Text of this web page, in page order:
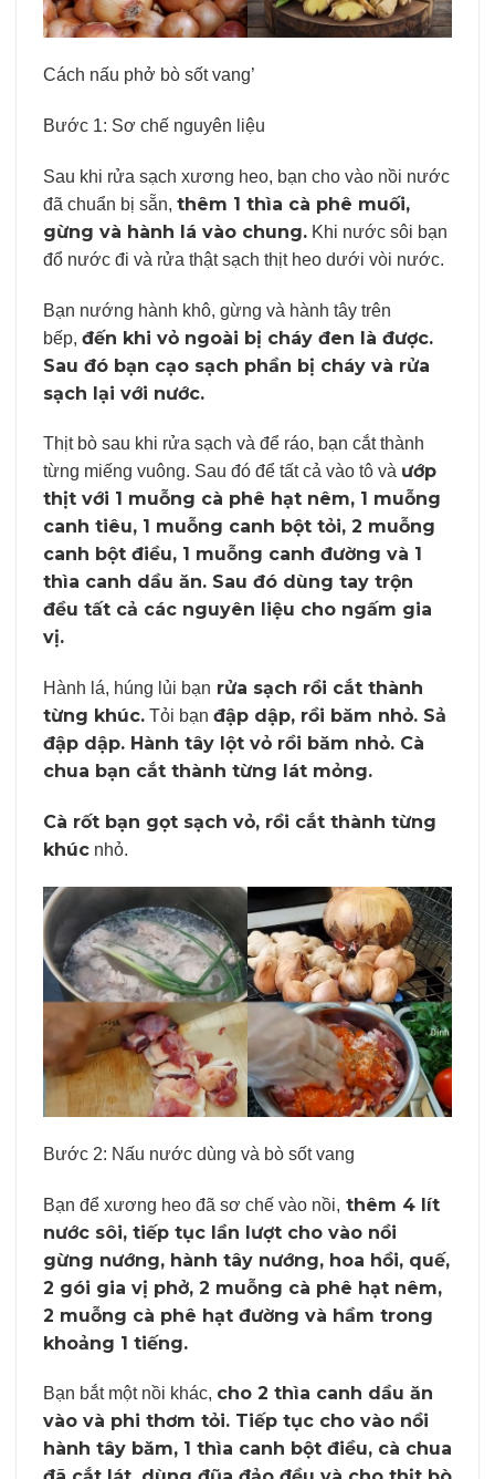
Cách nấu phở bò sốt vang’
Bước 1: Sơ chế nguyên liệu
Sau khi rửa sạch xương heo, bạn cho vào nồi nước
đã chuẩn bị sẵn, thêm 1 thìa cà phê muối,
gừng và hành lá vào chung. Khi nước sôi bạn
đổ nước đi và rửa thật sạch thịt heo dưới vòi nước.
Bạn nướng hành khô, gừng và hành tây trên
bếp, đến khi vỏ ngoài bị cháy đen là được.
Sau đó bạn cạo sạch phần bị cháy và rửa
sạch lại với nước.
Thịt bò sau khi rửa sạch và để ráo, bạn cắt thành
từng miếng vuông. Sau đó để tất cả vào tô và ướp
thịt với 1 muỗng cà phê hạt nêm, 1 muỗng
canh tiêu, 1 muỗng canh bột tỏi, 2 muỗng
canh bột điều, 1 muỗng canh đường và 1
thìa canh dầu ăn. Sau đó dùng tay trộn
đều tất cả các nguyên liệu cho ngấm gia
vị.
Hành lá, húng lủi bạn rửa sạch rồi cắt thành
từng khúc. Tỏi bạn đập dập, rồi băm nhỏ. Sả
đập dập. Hành tây lột vỏ rồi băm nhỏ. Cà
chua bạn cắt thành từng lát mỏng.
Cà rốt bạn gọt sạch vỏ, rồi cắt thành từng
khúc nhỏ.
Bước 2: Nấu nước dùng và bò sốt vang
Bạn để xương heo đã sơ chế vào nồi, thêm 4 lít
nước sôi, tiếp tục lần lượt cho vào nồi
gừng nướng, hành tây nướng, hoa hồi, quế,
2 gói gia vị phở, 2 muỗng cà phê hạt nêm,
2 muỗng cà phê hạt đường và hầm trong
khoảng 1 tiếng.
Bạn bắt một nồi khác, cho 2 thìa canh dầu ăn
vào và phi thơm tỏi. Tiếp tục cho vào nồi
hành tây băm, 1 thìa canh bột điều, cà chua